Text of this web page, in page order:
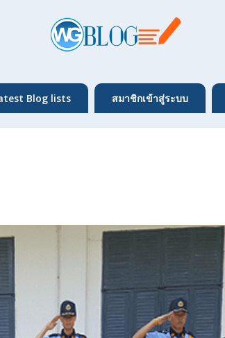
Blog lists สมาชิกเข้าสู่ระบบ